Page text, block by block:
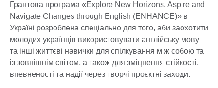
Грантова програма «Explore New Horizons, Aspire and
Navigate Changes through English (ENHANCE)» в
Україні розроблена спеціально для того, аби заохотити
молодих українців використовувати англійську мову
та інші життєві навички для спілкування між собою та
із зовнішнім світом, а також для зміцнення стійкості,
впевненості та надії через творчі проєктні заходи.